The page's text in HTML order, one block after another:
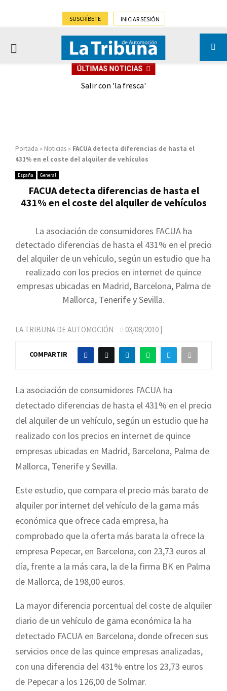
SUSCRÍBETE INICIAR SESIÓN
PRIMARY
ÚLTIMAS NOTICIAS
Salir con 'la fresca'
Portada » Noticias » FACUA detecta diferencias de hasta el
431% en el coste del alquiler de vehículos
España General
FACUA detecta diferencias de hasta el
431% en el coste del alquiler de vehículos
La asociación de consumidores FACUA ha
detectado diferencias de hasta el 431% en el precio
del alquiler de un vehículo, según un estudio que ha
realizado con los precios en internet de quince
empresas ubicadas en Madrid, Barcelona, Palma de
Mallorca, Tenerife y Sevilla.
LA TRIBUNA DE AUTOMOCIÓN 03/08/2010 |
COMPARTIR
La asociación de consumidores FACUA ha
detectado diferencias de hasta el 431% en el precio
del alquiler de un vehículo, según un estudio que ha
realizado con los precios en internet de quince
empresas ubicadas en Madrid, Barcelona, Palma de
Mallorca, Tenerife y Sevilla.
Este estudio, que compara el precio más barato de
alquiler por internet del vehículo de la gama más
económica que ofrece cada empresa, ha
comprobado que la oferta más barata la ofrece la
empresa Pepecar, en Barcelona, con 23,73 euros al
día, frente a la más cara, la de la firma BK en Palma
de Mallorca, de 198,00 euros.
La mayor diferencia porcentual del coste de alquiler
diario de un vehículo de gama económica la ha
detectado FACUA en Barcelona, donde ofrecen sus
servicios once de las quince empresas analizadas,
con una diferencia del 431% entre los 23,73 euros
de Pepecar a los 126,00 de Solmar.